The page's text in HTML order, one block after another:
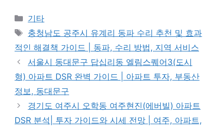
Categories
기타
Tags
충청남도 공주시 유계리 동파 수리 추천 및 효과
적인 해결책 가이드 | 동파, 수리 방법, 지역 서비스
서울시 동대문구 답십리동 엘림스퀘어3(도시
형) 아파트 DSR 완벽 가이드 | 아파트 투자, 부동산
정보, 동대문구
경기도 여주시 오학동 여주현진(에버빌) 아파트
DSR 분석| 투자 가이드와 시세 전망 | 여주, 아파트,